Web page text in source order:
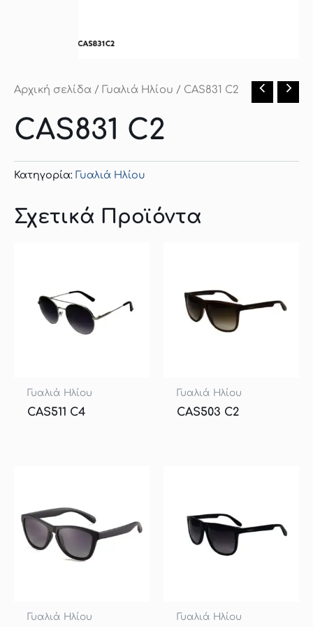
Αρχική σελίδα / Γυαλιά Ηλίου / CAS831 C2
CAS831 C2
Κατηγορία: Γυαλιά Ηλίου
Σχετικά Προϊόντα
Γυαλιά Ηλίου
CAS511 C4
Γυαλιά Ηλίου
CAS503 C2
Γυαλιά Ηλίου Γυαλιά Ηλίου